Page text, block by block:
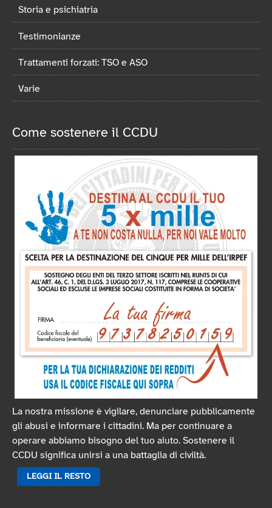
Storia e psichiatria
Testimonianze
Trattamenti forzati: TSO e ASO
Varie
Come sostenere il CCDU
La nostra missione è vigilare, denunciare pubblicamente
gli abusi e informare i cittadini. Ma per continuare a
operare abbiamo bisogno del tuo aiuto. Sostenere il
CCDU significa unirsi a una battaglia di civiltà.
LEGGI IL RESTO